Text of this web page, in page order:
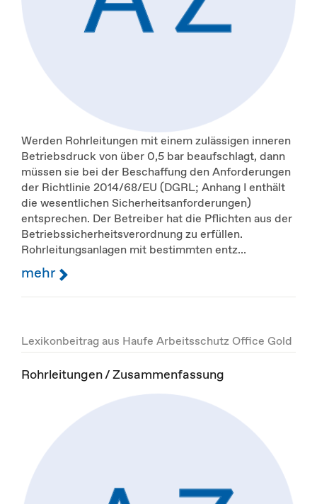
Werden Rohrleitungen mit einem zulässigen inneren
Betriebsdruck von über 0,5 bar beaufschlagt, dann
müssen sie bei der Beschaffung den Anforderungen
der Richtlinie 2014/68/EU (DGRL; Anhang I enthält
die wesentlichen Sicherheitsanforderungen)
entsprechen. Der Betreiber hat die Pflichten aus der
Betriebssicherheitsverordnung zu erfüllen.
Rohrleitungsanlagen mit bestimmten entz...
mehr
Lexikonbeitrag aus Haufe Arbeitsschutz Office Gold
Rohrleitungen / Zusammenfassung